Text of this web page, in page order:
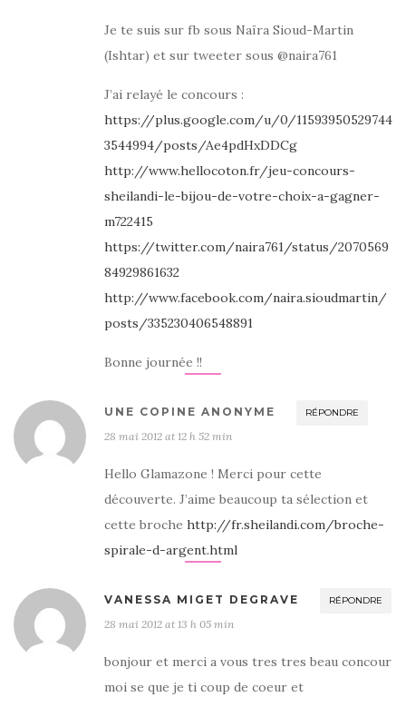
Je te suis sur fb sous Naïra Sioud-Martin
(Ishtar) et sur tweeter sous @naira761
J’ai relayé le concours :
https://plus.google.com/u/0/11593950529744
3544994/posts/Ae4pdHxDDCg
http://www.hellocoton.fr/jeu-concours-
sheilandi-le-bijou-de-votre-choix-a-gagner-
m722415
https://twitter.com/naira761/status/2070569
84929861632
http://www.facebook.com/naira.sioudmartin/
posts/335230406548891
Bonne journée !!
UNE COPINE ANONYME RÉPONDRE
28 mai 2012 at 12 h 52 min
Hello Glamazone ! Merci pour cette
découverte. J’aime beaucoup ta sélection et
cette broche http://fr.sheilandi.com/broche-
spirale-d-argent.html
VANESSA MIGET DEGRAVE RÉPONDRE
28 mai 2012 at 13 h 05 min
bonjour et merci a vous tres tres beau concour
moi se que je ti coup de coeur et